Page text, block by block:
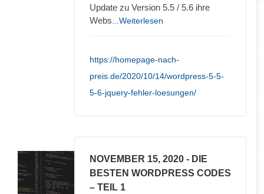
Update zu Version 5.5 / 5.6 ihre
Webs ...Weiterlesen
https://homepage-nach-
preis.de/2020/10/14/wordpress-5-5-
5-6-jquery-fehler-loesungen/
NOVEMBER 15, 2020 - DIE
BESTEN WORDPRESS CODES
– TEIL 1